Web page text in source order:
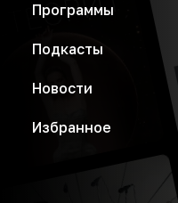
Программы
Подкасты
Новости
Избранное